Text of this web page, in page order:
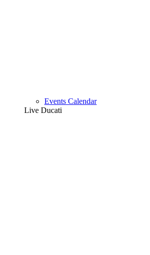
Events Calendar
Live Ducati